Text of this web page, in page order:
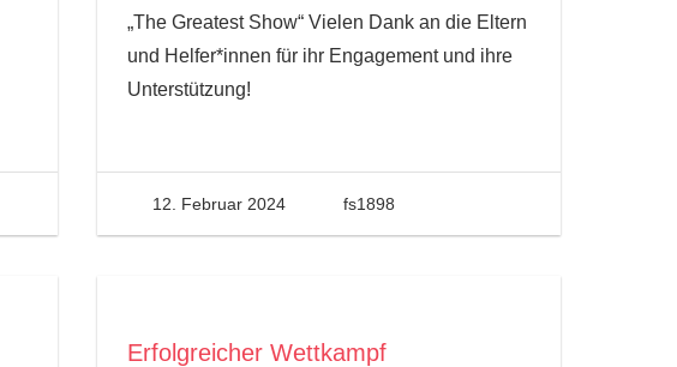
„The Greatest Show“ Vielen Dank an die Eltern
und Helfer*innen für ihr Engagement und ihre
Unterstützung!
12. Februar 2024 fs1898
Erfolgreicher Wettkampf